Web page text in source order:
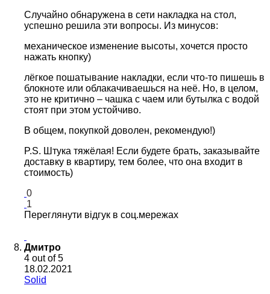
Случайно обнаружена в сети накладка на стол,
успешно решила эти вопросы. Из минусов:
механическое изменение высоты, хочется просто
нажать кнопку)
лёгкое пошатывание накладки, если что-то пишешь в
блокноте или облакачиваешься на неё. Но, в целом,
это не критично – чашка с чаем или бутылка с водой
стоят при этом устойчиво.
В общем, покупкой доволен, рекомендую!)
P.S. Штука тяжёлая! Если будете брать, заказывайте
доставку в квартиру, тем более, что она входит в
стоимость)
0
1
Переглянути відгук в соц.мережах
Дмитро
4 out of 5
18.02.2021
Solid